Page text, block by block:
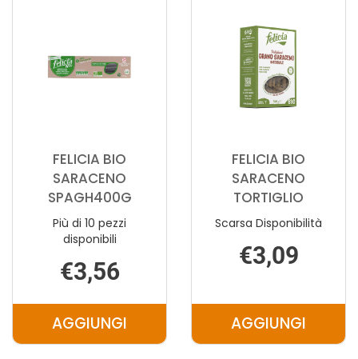
CARRELLO
FELICIA BIO
SARACENO
SPAGH400G
Più di 10 pezzi
disponibili
€3,56
AGGIUNGIAGGIUNGI FELICIA
FELICIA BIO
SARACENO
TORTIGLIO
Scarsa Disponibilità
€3,09
AGGIUNGIAGGIUNGI